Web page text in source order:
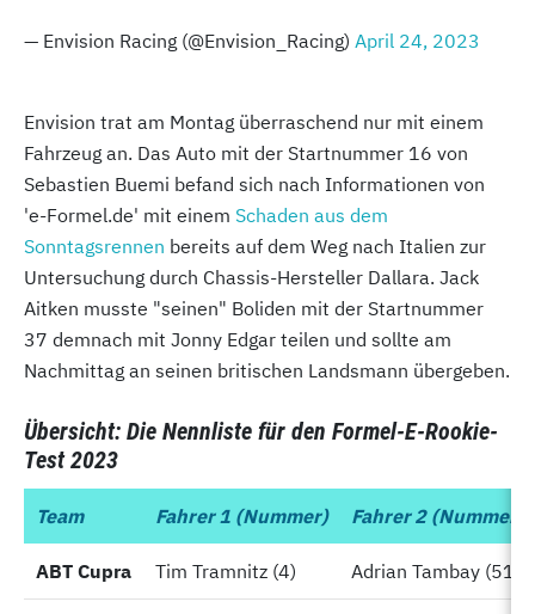
— Envision Racing (@Envision_Racing) April 24, 2023
Envision trat am Montag überraschend nur mit einem
Fahrzeug an. Das Auto mit der Startnummer 16 von
Sebastien Buemi befand sich nach Informationen von
'e-Formel.de' mit einem Schaden aus dem
Sonntagsrennen bereits auf dem Weg nach Italien zur
Untersuchung durch Chassis-Hersteller Dallara. Jack
Aitken musste "seinen" Boliden mit der Startnummer
37 demnach mit Jonny Edgar teilen und sollte am
Nachmittag an seinen britischen Landsmann übergeben.
Übersicht: Die Nennliste für den Formel-E-Rookie-
Test 2023
Team Fahrer 1 (Nummer) Fahrer 2 (Nummer)
ABT Cupra Tim Tramnitz (4) Adrian Tambay (51)
Team
ABT Cupra